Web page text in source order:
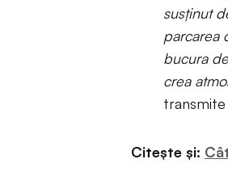
susținut
parcarea
bucura
crea
Citește și: